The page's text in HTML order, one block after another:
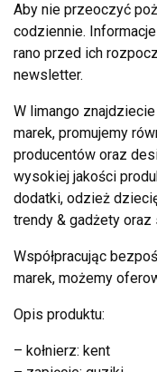
Aby nie przeoczyć
codziennie.
rano przed ich
newsletter.
W limango
marek, promujemy
producentów oraz
wysokiej jakości
dodatki, odzież
trendy & gadżety oraz
Współpracując
marek, możemy
Opis produktu:
– kołnierz: kent